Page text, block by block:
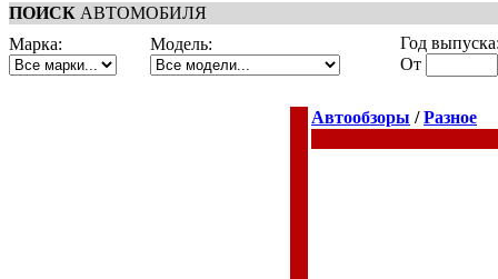
ПОИСК АВТОМОБИЛЯ
Марка:
Модель:
Год
От
Автообзоры /Разное